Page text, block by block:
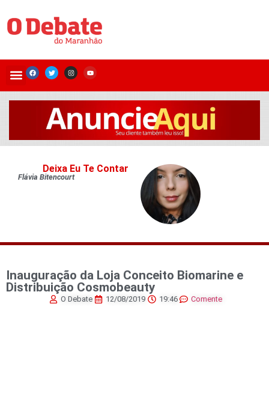
Deixa Eu Te Contar
Flávia Bitencourt
Inauguração da Loja Conceito Biomarine e
Distribuição Cosmobeauty
O Debate 12/08/2019 19:46 Comente